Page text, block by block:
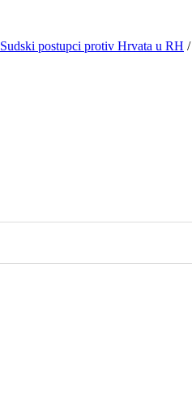
Sudski postupci protiv Hrvata u RH /